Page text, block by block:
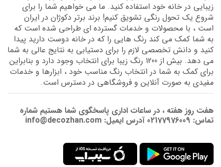
زیبایی در خانه خود استفاده کنید. ما می خواهیم شما را برای
شروع یک تحول رنگی تشویق کنیم! برند برتر دکوژان در ایران
است ، با محصولات و خدمات گسترده ای طراحی شده است که
به شما کمک می کند رنگ هایی را که در خانه دوست دارید پیدا
کنید و دانش تخصصی لازم را برای دستیابی به نتایج عالی به شما
می دهد. بیش از 1200 رنگ زیبا برای انتخاب وجود دارد و بنابراین
برای کمک به شما در انتخاب رنگ مناسب خود ، ابزارها و خدمات
مفیدی به صورت آنلاین و فروشگاهی در دسترس است.
هفت روز هفته ، در ساعات اداری پاسخگوی شما هستیم شماره
تماس: 02177976009 آدرس ایمیل: info@decozhan.com